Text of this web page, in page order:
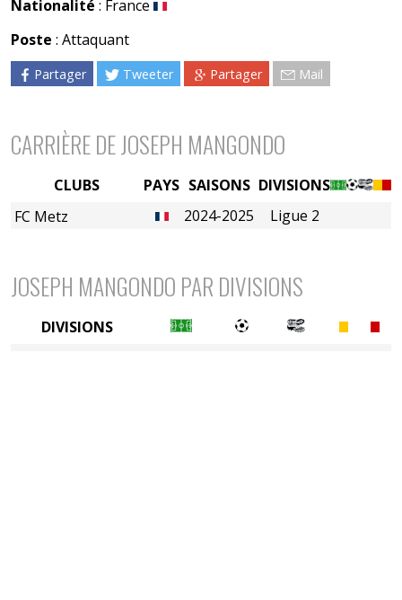
Nationalité : France
Poste : Attaquant
Partager Tweeter Partager Mail
CARRIÈRE DE JOSEPH MANGONDO
PAYS SAISONS DIVISIONS
2024-2025
Ligue 2
CLUBS
FC Metz
JOSEPH MANGONDO PAR DIVISIONS
DIVISIONS